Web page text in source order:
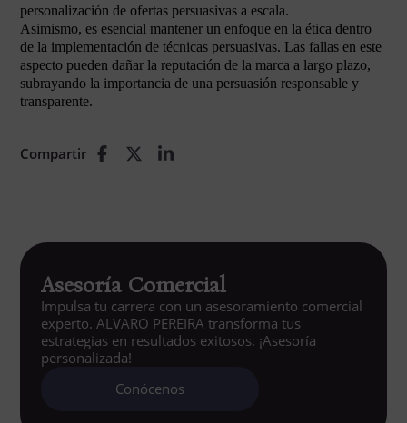
personalización de ofertas persuasivas a escala.
Asimismo, es esencial mantener un enfoque en la ética dentro
de la implementación de técnicas persuasivas. Las fallas en este
aspecto pueden dañar la reputación de la marca a largo plazo,
subrayando la importancia de una persuasión responsable y
transparente.
Compartir
Asesoría Comercial
Impulsa tu carrera con un asesoramiento comercial
experto. ALVARO PEREIRA transforma tus
estrategias en resultados exitosos. ¡Asesoría
personalizada!
Conócenos